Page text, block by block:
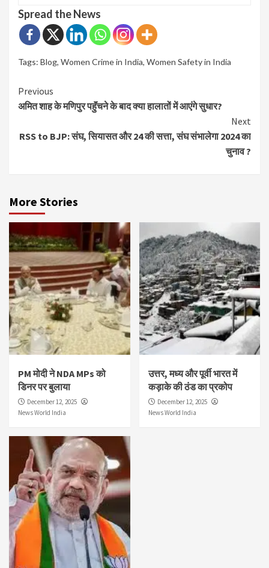
Spread the News
Tags: Blog, Women Crime in India, Women Safety in India
Continue
Reading
Previous
अमित शाह के मणिपुर पहुॅंचने के बाद क्या हालातों में आएंगे सुधार?
Next
RSS to BJP: संघ, सियासत और 24 की सत्ता, संघ संभालेगा 2024 का
चुनाव ?
More Stories
PM मोदी ने NDA MPs को
डिनर पर बुलाया
December 12, 2025
News World India
उत्तर, मध्य और पूर्वी भारत में
कड़ाके की ठंड का प्रकोप
December 12, 2025
News World India